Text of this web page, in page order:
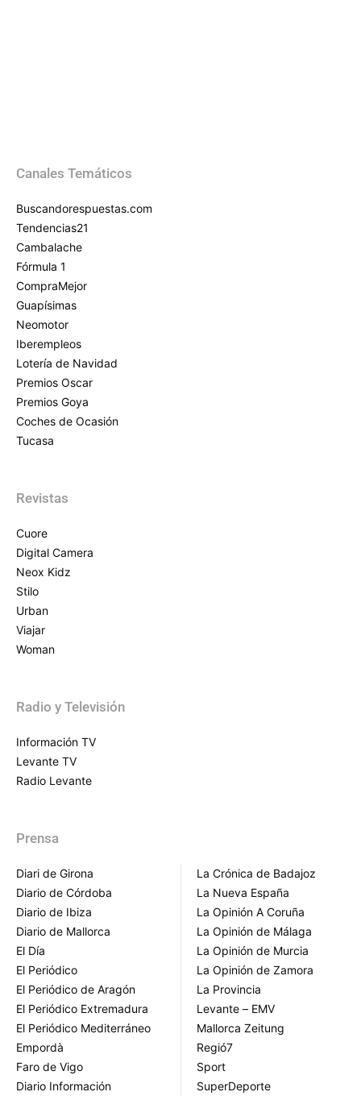
Canales Temáticos
Buscandorespuestas.com
Tendencias21
Cambalache
Fórmula 1
CompraMejor
Guapísimas
Neomotor
Iberempleos
Lotería de Navidad
Premios Oscar
Premios Goya
Coches de Ocasión
Tucasa
Revistas
Cuore
Digital Camera
Neox Kidz
Stilo
Urban
Viajar
Woman
Radio y Televisión
Información TV
Levante TV
Radio Levante
Prensa
Diari de Girona
Diario de Córdoba
Diario de Ibiza
Diario de Mallorca
El Día
El Periódico
El Periódico de Aragón
El Periódico Extremadura
El Periódico Mediterráneo
Empordà
Faro de Vigo
Diario Información
La Crónica de Badajoz
La Nueva España
La Opinión A Coruña
La Opinión de Málaga
La Opinión de Murcia
La Opinión de Zamora
La Provincia
Levante – EMV
Mallorca Zeitung
Regió7
Sport
SuperDeporte